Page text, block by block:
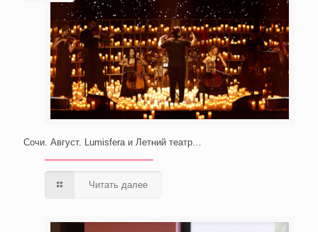
Сочи. Август. Lumisfera и Летний театр…
Читать далее